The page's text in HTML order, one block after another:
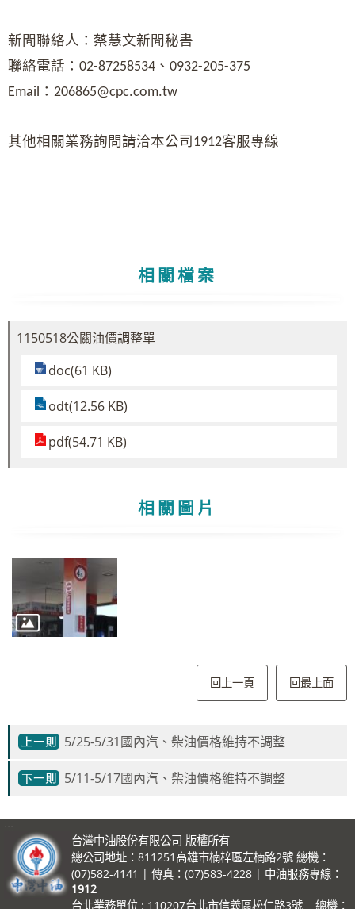
新聞聯絡人：蔡慧文新聞秘書
聯絡電話： 02-87258534 、 0932-205-375
Email
： 206865@cpc.com.tw
其他相關業務詢問請洽本公司 1912客服專線
相關檔案
1150518公關油價調整單
doc(61 KB)
odt(12.56 KB)
pdf(54.71 KB)
相關圖片
回上一頁 回最上面
5/25-5/31國內汽、柴油價格維持不調整
5/11-5/17國內汽、柴油價格維持不調整
台灣中油股份有限公司 版權所有
總公司地址：811251高雄市楠梓區左楠路2號 總機：
(07)582-4141 | 傳真：(07)583-4228 | 中油服務專線：
1912
台北業務單位 : 110207台北市信義區松仁路3號 總機：